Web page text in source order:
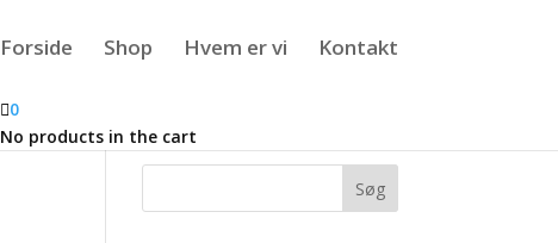
Forside Shop Hvem er vi Kontakt
0
No products in the cart
Søg